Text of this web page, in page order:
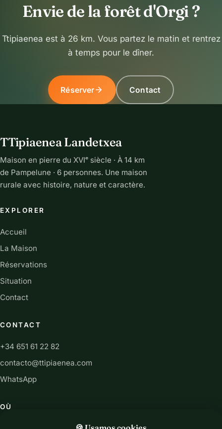
Envie de la forêt d'Orgi ?
Ttipiaenea est à 26 km. Vous partez le matin et rentrez
à temps pour le dîner.
Réserver Contact
TTipiaenea Landetxea
Maison en pierre du XVIᵉ siècle · À 14 km
de Pampelune · 6 personnes. Une maison
rurale avec histoire, nature et caractère.
EXPLORER
Accueil
La Maison
Réservations
Situation
Contact
CONTACT
+34 651 61 22 82
contacto@ttipiaenea.com
WhatsApp
OÙ
13 rue San Martín, 31892 Ariz, Navarre (Espagne)